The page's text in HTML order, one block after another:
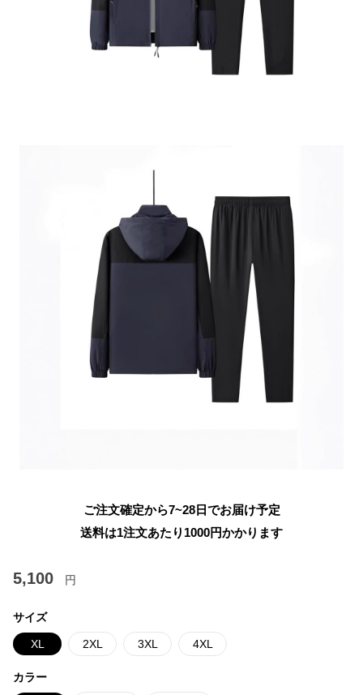
ご注文確定から7~28日でお届け予定
送料は1注文あたり 1000円かかります
5,100 円
サイズ
XL 2XL 3XL 4XL
カラー